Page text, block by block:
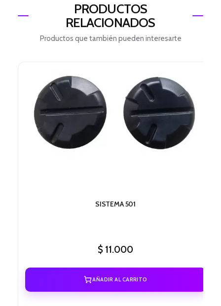
PRODUCTOS
RELACIONADOS
Productos que también pueden interesarte
SISTEMA 501
$ 11.000
AÑADIR AL CARRITO